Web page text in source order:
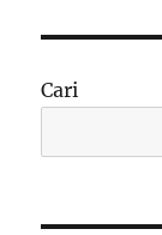
Cari